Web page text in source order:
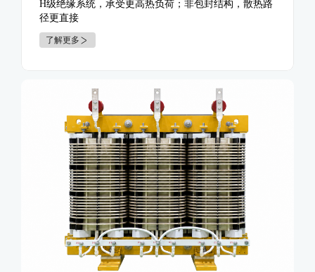
H级绝缘系统，承受更高热负荷；非包封结构，散热路
径更直接
了解更多